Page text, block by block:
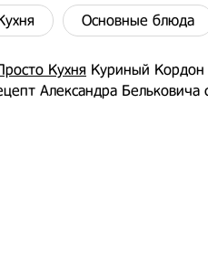
Основные блюда
Кухня Куриный
Александра Бельковича